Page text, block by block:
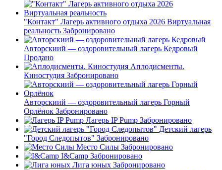
"Контакт" Лагерь активного отдыха 2026 Виртуальная
реальность Забронировано
Авторскиий — оздоровительный лагерь Кедровый
Продано
Аплодисменты.
Киностудия Забронировано
Авторскиий — оздоровительный лагерь Горный
Орлёнок Забронировано
Лагерь IP Pump Забронировано
Детский лагерь
"Город Следопытов" Забронировано
Место Силы Забронировано
I&Camp Забронировано
Лига юных Забронировано